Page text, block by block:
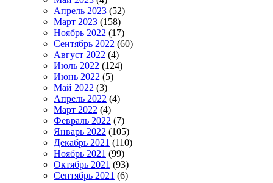
Апрель 2023 (52)
Март 2023 (158)
Ноябрь 2022 (17)
Сентябрь 2022 (60)
Август 2022 (4)
Июль 2022 (124)
Июнь 2022 (5)
Май 2022 (3)
Апрель 2022 (4)
Март 2022 (4)
Февраль 2022 (7)
Январь 2022 (105)
Декабрь 2021 (110)
Ноябрь 2021 (99)
Октябрь 2021 (93)
Сентябрь 2021 (6)